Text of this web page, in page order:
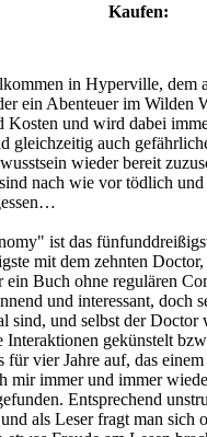
Kaufen:
in Hyperville, dem
ein Abenteuer im Wilden
Kosten und wird dabei
gleichzeitig auch
wieder bereit
nach wie vor tödlich
ist das
mit dem zehnten
ein Buch ohne regulären
und interessant, doch
sind, und selbst der
Interaktionen gekünstelt
für vier Jahre auf, das
mir immer und immer
Entsprechend
als Leser fragt man sich